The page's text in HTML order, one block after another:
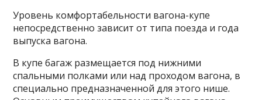
Уровень комфортабельности вагона-купе
непосредственно зависит от типа поезда и года
выпуска вагона.
В купе багаж размещается под нижними
спальными полками или над проходом вагона, в
специально предназначенной для этого нише.